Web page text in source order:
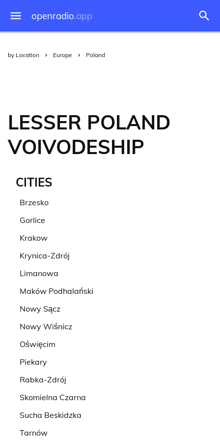
openradio.app
by Location Europe Poland
LESSER POLAND
VOIVODESHIP
CITIES
Brzesko
Gorlice
Krakow
Krynica-Zdrój
Limanowa
Maków Podhalański
Nowy Sącz
Nowy Wiśnicz
Oświęcim
Piekary
Rabka-Zdrój
Skomielna Czarna
Sucha Beskidzka
Tarnów